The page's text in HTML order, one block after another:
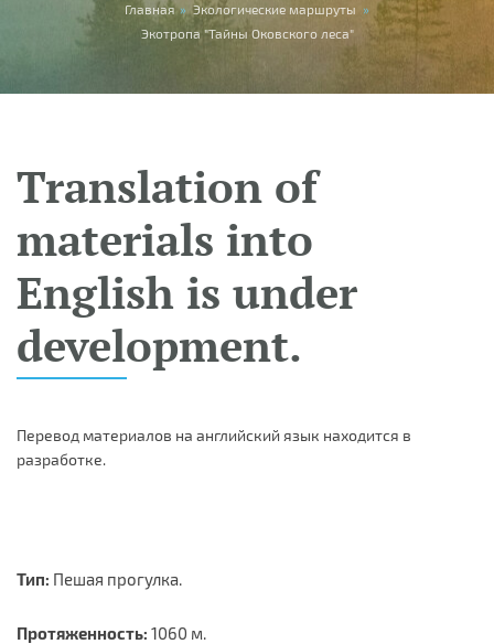
You are here
Главная » Экологические маршруты »
Экотропа "Тайны Оковского леса"
Translation of
materials into
English is under
development.
Перевод материалов на английский язык находится в
разработке.
Тип: Пешая прогулка.
Протяженность: 1060 м.